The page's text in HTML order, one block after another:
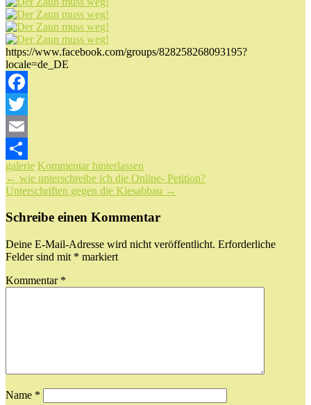
https://www.facebook.com/groups/828258268093195?
locale=de_DE
Facebook
Twitter
Email
Teilen
galerie Kommentar hinterlassen
Beitragsnavigation
← wie unterschreibe ich die Online- Petition?
Unterschriften gegen die Kiesabbau →
Schreibe einen Kommentar
Deine E-Mail-Adresse wird nicht veröffentlicht. Erforderliche
Felder sind mit * markiert
Kommentar *
Name *